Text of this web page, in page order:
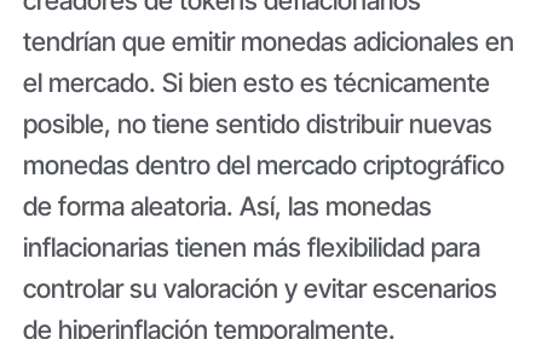
tendrían que emitir monedas adicionales en
el mercado. Si bien esto es técnicamente
posible, no tiene sentido distribuir nuevas
monedas dentro del mercado criptográfico
de forma aleatoria. Así, las monedas
inflacionarias tienen más flexibilidad para
controlar su valoración y evitar escenarios
de hiperinflación temporalmente.